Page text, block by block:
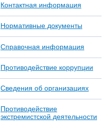
Контактная информация
Нормативные документы
Справочная информация
Противодействие коррупции
Сведения об организациях
Противодействие
экстремистской деятельности